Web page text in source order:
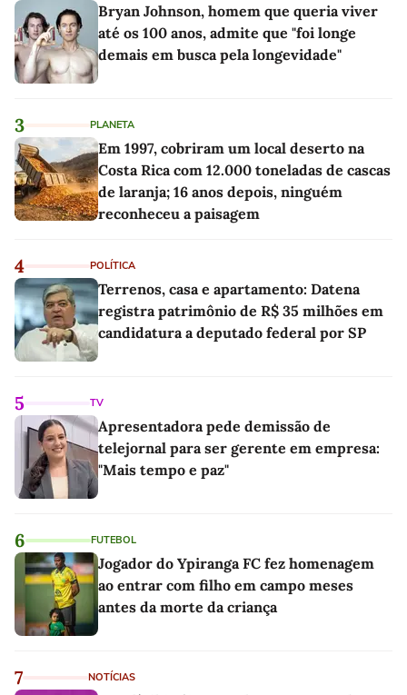
Bryan Johnson, homem que queria viver
até os 100 anos, admite que "foi longe
demais em busca pela longevidade"
3 PLANETA
Em 1997, cobriram um local deserto na
Costa Rica com 12.000 toneladas de cascas
de laranja; 16 anos depois, ninguém
reconheceu a paisagem
4 POLÍTICA
Terrenos, casa e apartamento: Datena
registra patrimônio de R$ 35 milhões em
candidatura a deputado federal por SP
5 TV
Apresentadora pede demissão de
telejornal para ser gerente em empresa:
"Mais tempo e paz"
6 FUTEBOL
Jogador do Ypiranga FC fez homenagem
ao entrar com filho em campo meses
antes da morte da criança
7 NOTÍCIAS